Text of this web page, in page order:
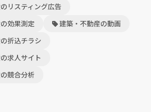
リスティング広告
効果測定
建築・不動産の動画
折込チラシ
求人サイト
競合分析